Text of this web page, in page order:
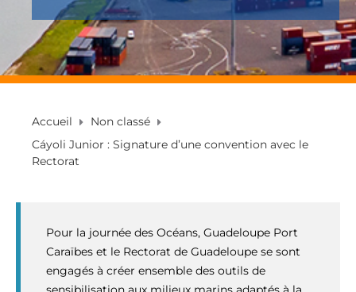
Accueil
Non classé
Cáyoli Junior : Signature d’une convention avec le
Rectorat
Pour la journée des Océans, Guadeloupe Port
Caraïbes et le Rectorat de Guadeloupe se sont
engagés à créer ensemble des outils de